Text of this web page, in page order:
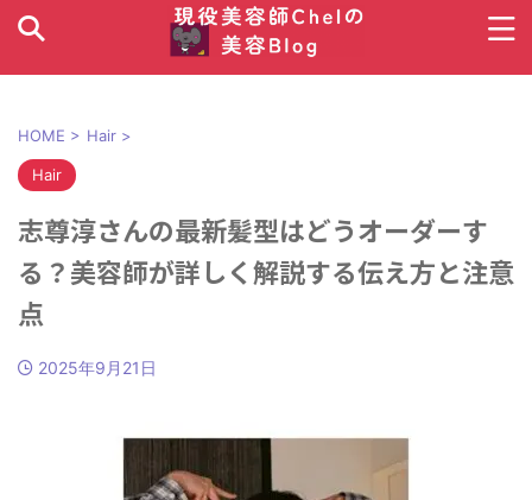
HOME > Hair >
Hair
志尊淳さんの最新髪型はどうオーダーす
る？美容師が詳しく解説する伝え方と注意
点
2025年9月21日